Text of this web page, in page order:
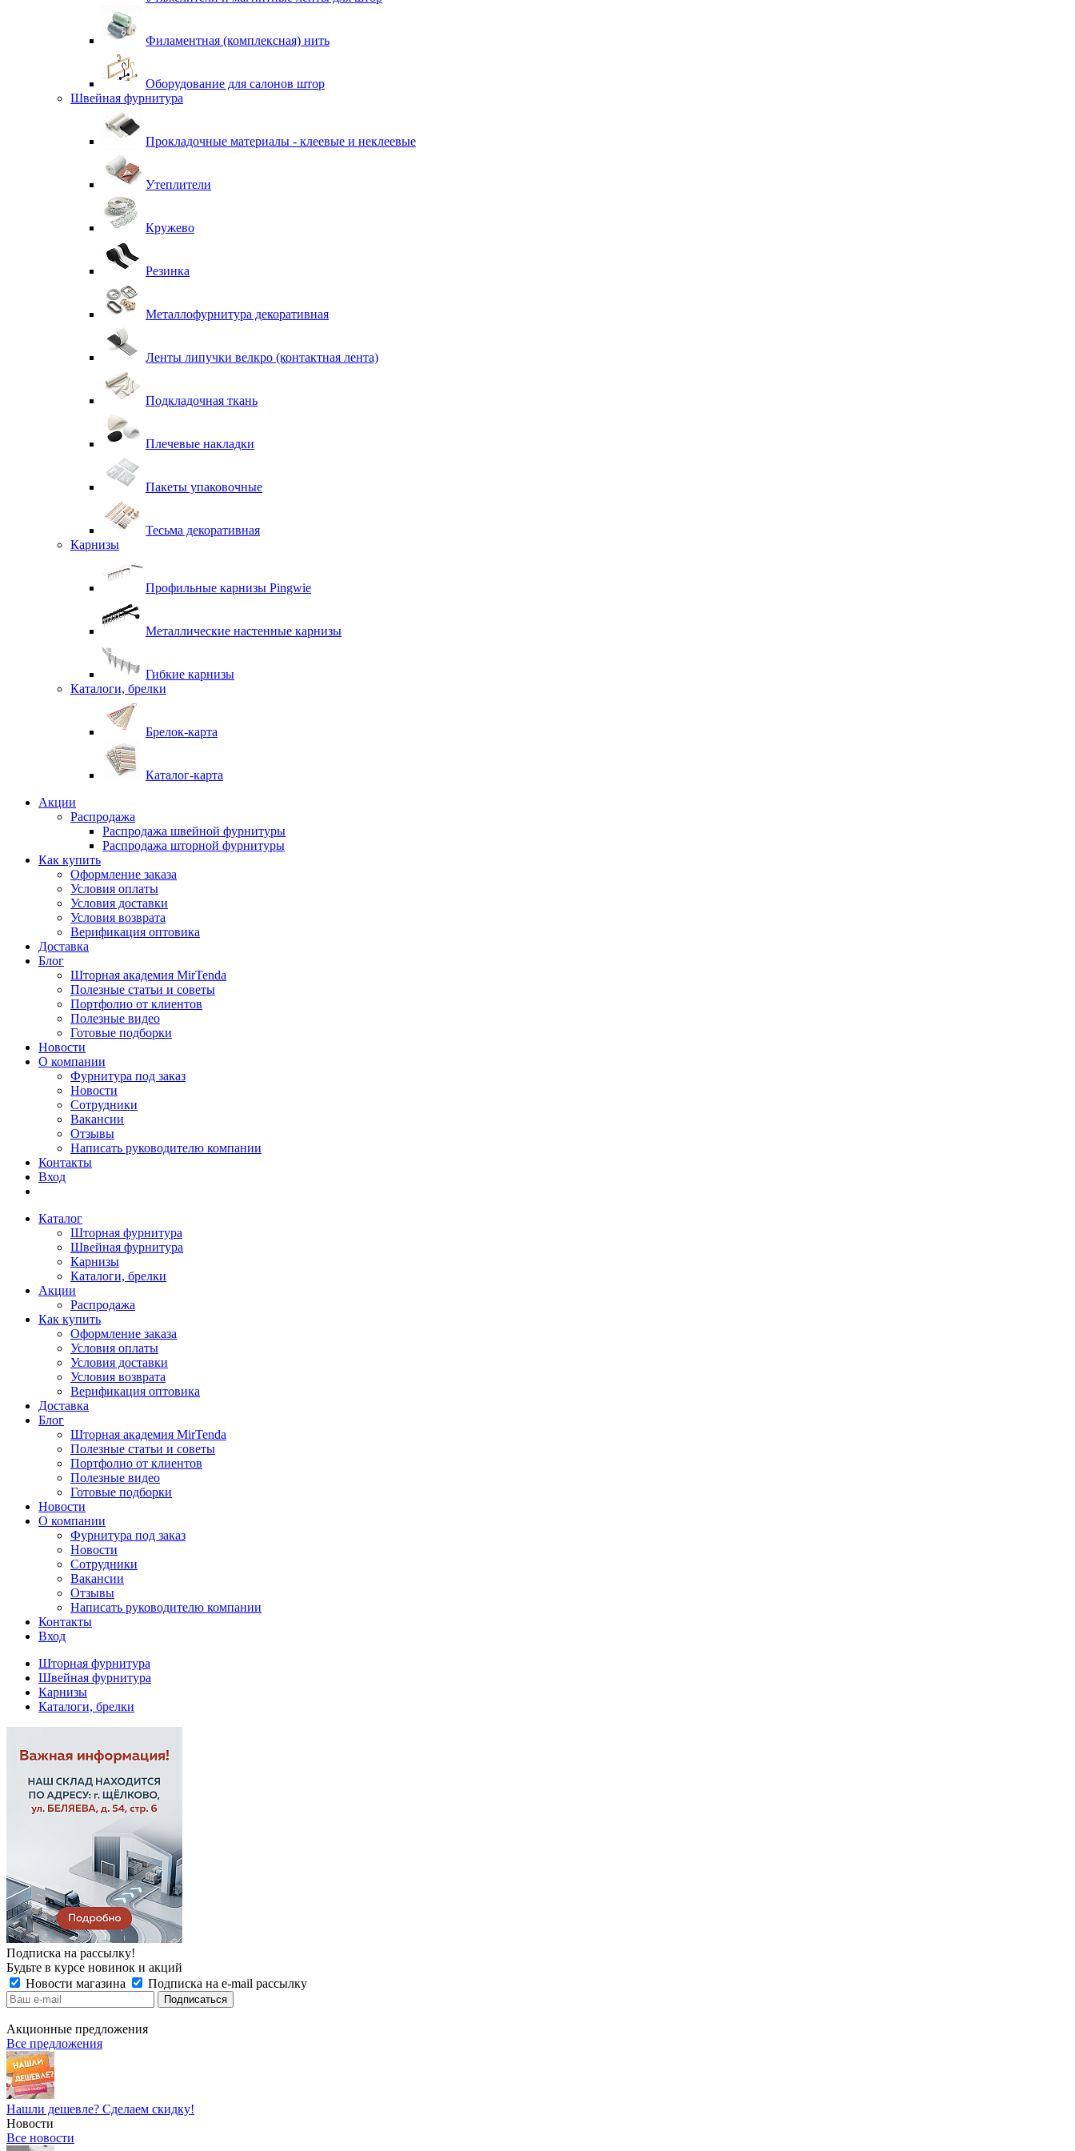
Филаментная (комплексная) нить
Оборудование для салонов штор
Швейная фурнитура
Прокладочные материалы - клеевые и неклеевые
Утеплители
Кружево
Резинка
Металлофурнитура декоративная
Ленты липучки велкро (контактная лента)
Подкладочная ткань
Плечевые накладки
Пакеты упаковочные
Тесьма декоративная
Карнизы
Профильные карнизы Pingwie
Металлические настенные карнизы
Гибкие карнизы
Каталоги, брелки
Брелок-карта
Каталог-карта
Акции
Распродажа
Распродажа швейной фурнитуры
Распродажа шторной фурнитуры
Как купить
Оформление заказа
Условия оплаты
Условия доставки
Условия возврата
Верификация оптовика
Доставка
Блог
Шторная академия MirTenda
Полезные статьи и советы
Портфолио от клиентов
Полезные видео
Готовые подборки
Новости
О компании
Фурнитура под заказ
Новости
Сотрудники
Вакансии
Отзывы
Написать руководителю компании
Контакты
Вход
Каталог
Шторная фурнитура
Швейная фурнитура
Карнизы
Каталоги, брелки
Акции
Распродажа
Как купить
Оформление заказа
Условия оплаты
Условия доставки
Условия возврата
Верификация оптовика
Доставка
Блог
Шторная академия MirTenda
Полезные статьи и советы
Портфолио от клиентов
Полезные видео
Готовые подборки
Новости
О компании
Фурнитура под заказ
Новости
Сотрудники
Вакансии
Отзывы
Написать руководителю компании
Контакты
Вход
Шторная фурнитура
Швейная фурнитура
Карнизы
Каталоги, брелки
Подписка на рассылку!
Будьте в курсе новинок и акций
Новости магазина
Подписка на e-mail рассылку
Акционные предложения
Все предложения
Нашли дешевле? Сделаем скидку!
Новости
Все новости